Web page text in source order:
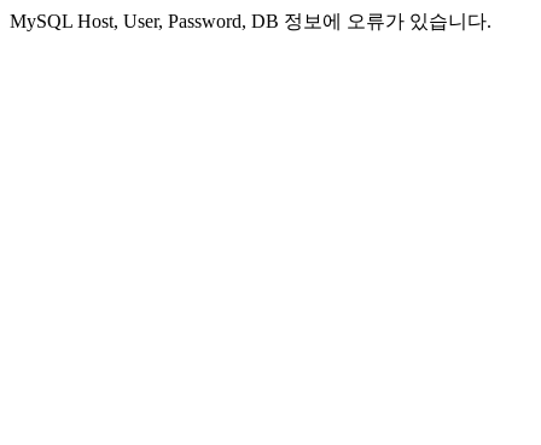
MySQL Host, User, Password, DB 정보에 오류가 있습니다.